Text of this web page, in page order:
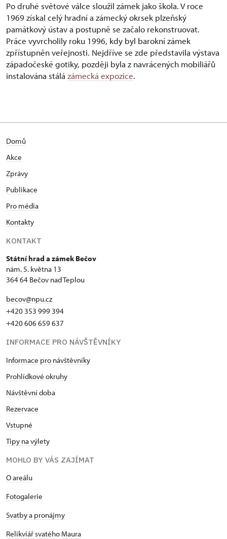
Po druhé světové válce sloužil zámek jako škola. V roce
1969 získal celý hradní a zámecký okrsek plzeňský
památkový ústav a postupně se začalo rekonstruovat.
Práce vyvrcholily roku 1996, kdy byl barokní zámek
zpřístupněn veřejnosti. Nejdříve se zde představila výstava
západočeské gotiky, později byla z navrácených mobiliářů
instalována stálá zámecká expozice.
Domů
Akce
Zprávy
Publikace
Pro média
Kontakty
KONTAKT
Státní hrad a zámek Bečov
nám. 5. května 13
364 64 Bečov nad Teplou
becov@npu.cz
+420 353 999 394
+420 606 659 637
INFORMACE PRO NÁVŠTĚVNÍKY
Informace pro návštěvníky
Prohlídkové okruhy
Návštěvní doba
Rezervace
Vstupné
Tipy na výlety
MOHLO BY VÁS ZAJÍMAT
O areálu
Fotogalerie
Svatby a pronájmy
Relikviář svatého Maura